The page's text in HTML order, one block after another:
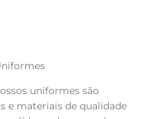
uniformes são
e materiais de qualidade